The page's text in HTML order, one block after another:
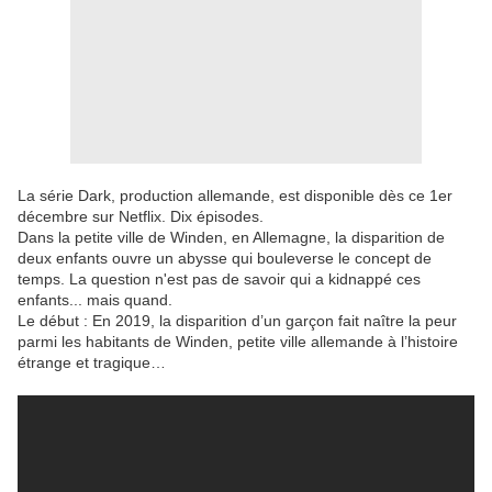
La série Dark, production allemande, est disponible dès ce 1er
décembre sur Netflix. Dix épisodes.
Dans la petite ville de Winden, en Allemagne, la disparition de
deux enfants ouvre un abysse qui bouleverse le concept de
temps. La question n'est pas de savoir qui a kidnappé ces
enfants... mais quand.
Le début : En 2019, la disparition d’un garçon fait naître la peur
parmi les habitants de Winden, petite ville allemande à l’histoire
étrange et tragique…